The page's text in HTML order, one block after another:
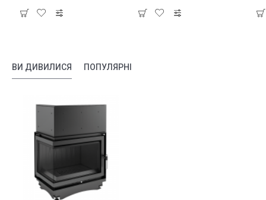
ВИ ДИВИЛИСЯ ПОПУЛЯРНІ